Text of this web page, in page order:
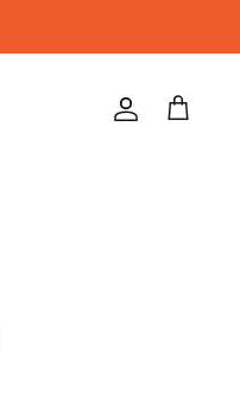
Compte
Panier